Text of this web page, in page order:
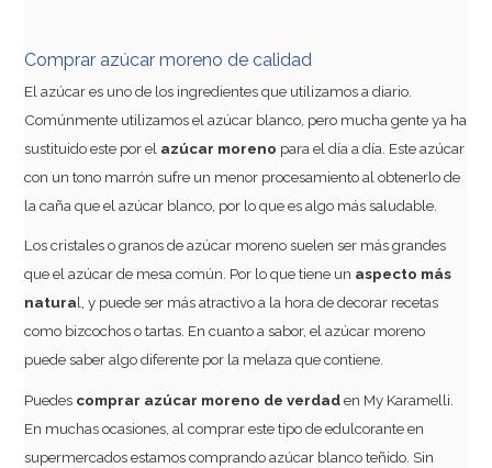
Comprar azúcar moreno de calidad
El azúcar es uno de los ingredientes que utilizamos a diario.
Comúnmente utilizamos el azúcar blanco, pero mucha gente ya ha
sustituido este por el azúcar moreno para el día a día. Este azúcar
con un tono marrón sufre un menor procesamiento al obtenerlo de
la caña que el azúcar blanco, por lo que es algo más saludable.
Los cristales o granos de azúcar moreno suelen ser más grandes
que el azúcar de mesa común. Por lo que tiene un aspecto más
natural, y puede ser más atractivo a la hora de decorar recetas
como bizcochos o tartas. En cuanto a sabor, el azúcar moreno
puede saber algo diferente por la melaza que contiene.
Puedes comprar azúcar moreno de verdaden My Karamelli.
En muchas ocasiones, al comprar este tipo de edulcorante en
supermercados estamos comprando azúcar blanco teñido. Sin